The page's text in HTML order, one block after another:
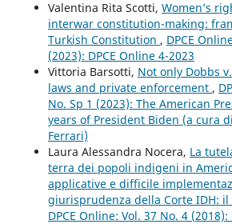
Valentina Rita Scotti, Women’s
interwar constitution-making:
Turkish Constitution , DPCE
(2023): DPCE Online 4-2023
Vittoria Barsotti, Not only Dobbs
laws and private enforcement ,
No. Sp 1 (2023): The American
years of President Biden (a cura
Ferrari)
Laura Alessandra Nocera, La
terra dei popoli indigeni in
applicative e difficile
giurisprudenza della Corte IDH: il
DPCE Online: Vol. 37 No. 4